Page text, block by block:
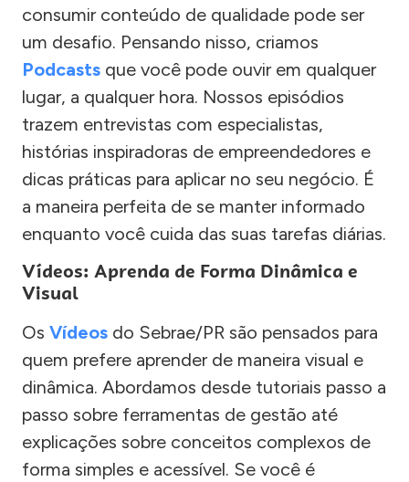
consumir conteúdo de qualidade pode ser
um desafio. Pensando nisso, criamos
Podcasts que você pode ouvir em qualquer
lugar, a qualquer hora. Nossos episódios
trazem entrevistas com especialistas,
histórias inspiradoras de empreendedores e
dicas práticas para aplicar no seu negócio. É
a maneira perfeita de se manter informado
enquanto você cuida das suas tarefas diárias.
Vídeos: Aprenda de Forma Dinâmica e
Visual
Os Vídeos do Sebrae/PR são pensados para
quem prefere aprender de maneira visual e
dinâmica. Abordamos desde tutoriais passo a
passo sobre ferramentas de gestão até
explicações sobre conceitos complexos de
forma simples e acessível. Se você é